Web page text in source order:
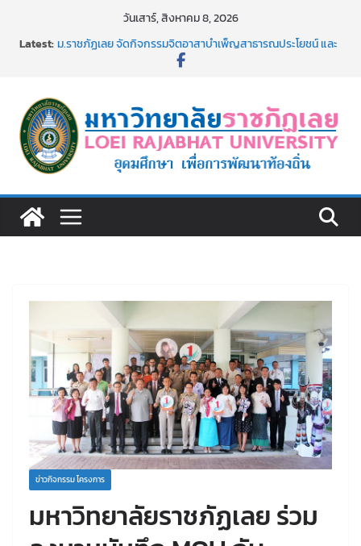
วันเสาร์, สิงหาคม 8, 2026
Latest:ม.ราชภัฏเลย จัดกิจกรรมจิตอาสาบำเพ็ญสาธารณประโยชน์ และ
เงินรายได้
ม.ราชภัฏเลย จัดมหกรรมวิชาการ เปิดบ้าน LRU ครั้งที่ 4 เปิดให้
นักเรียนมัธยมปลายค้นหาสาขาวิชาในฝัน สู่อนาคตที่ใช่
อธิการบดี มรภ.เลย ร่วมประชุมชี้แจงกับคณะอนุกรรมาธิการ
ประจำปีงบประมาณ พ.ศ. 2570
๑,๙๗๒ ชุด โดยวิธีเฉพาะเจาะจง
ข่าวกิจกรรม โครงการ
มหาวิทยาลัยราชภัฏเลย ร่วม